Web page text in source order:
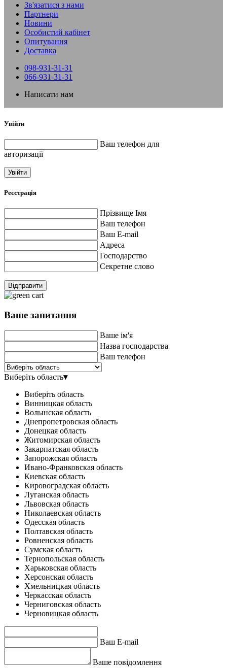
Зв'язатися з нами
Партнери
Новини
Особистий кабінет
Опитування
Доставка
098-931-31-31
066-931-31-31
Написати нам
Увійти
Ваш телефон для
авторизації
Увійти
Реєстрація
Прізвище Імя
Ваш телефон
Ваш E-mail
Адреса
Господарство
Секретне слово
Відправити
Ваше запитання
Ваше ім'я
Назва господарства
Ваш телефон
Виберіть область▾
Виберіть область
Винницкая область
Волынская область
Днепропетровская область
Донецкая область
Житомирская область
Закарпатская область
Запорожская область
Ивано-Франковская область
Киевская область
Кировоградская область
Луганская область
Львовская область
Николаевская область
Одесская область
Полтавская область
Ровненская область
Сумская область
Тернопольская область
Харьковская область
Херсонская область
Хмельницкая область
Черкасская область
Черниговская область
Черновицкая область
Ваш E-mail
Ваше повідомлення